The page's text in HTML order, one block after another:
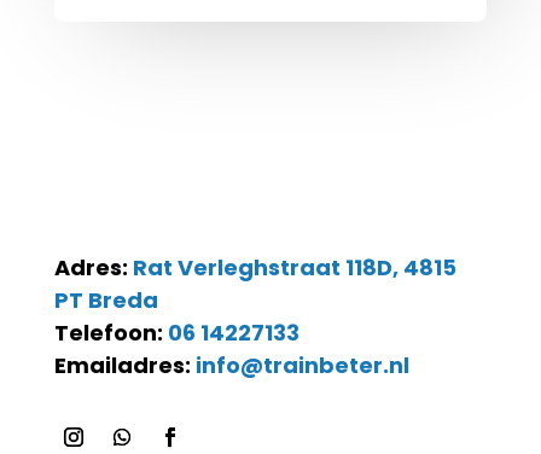
Adres: Rat Verleghstraat 118D, 4815
PT Breda
Telefoon: 06 14227133
Emailadres: info@trainbeter.nl